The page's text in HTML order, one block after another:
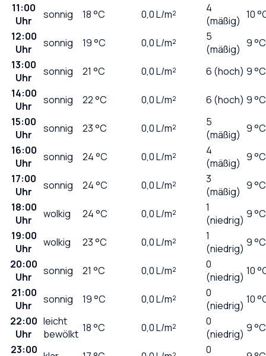
11:00
Uhr
sonnig 18°C 0,0L/m²
4
(mäßig) 10
12:00
Uhr
sonnig 19°C 0,0L/m²
5
(mäßig) 9 °C
13:00
Uhr
sonnig 21 °C 0,0L/m² 6 (hoch) 9 °C
14:00
Uhr
sonnig 22°C 0,0L/m² 6 (hoch) 9 °C
15:00
Uhr
sonnig 23°C 0,0L/m²
5
(mäßig) 9 °C
16:00
Uhr
sonnig 24°C 0,0L/m²
4
(mäßig) 9 °C
17:00
Uhr
sonnig 24°C 0,0L/m²
3
(mäßig) 9 °C
18:00
Uhr
wolkig 24°C 0,0L/m²
1
(niedrig) 9 °C
19:00
Uhr
wolkig 23°C 0,0L/m²
1
(niedrig) 9 °C
20:00
Uhr
sonnig 21 °C 0,0L/m²
0
(niedrig) 10
21:00
Uhr
sonnig 19°C 0,0L/m²
0
(niedrig) 10
22:00
Uhr
leicht
bewölkt 18°C 0,0L/m²
0
(niedrig) 9 °C
23:00
0